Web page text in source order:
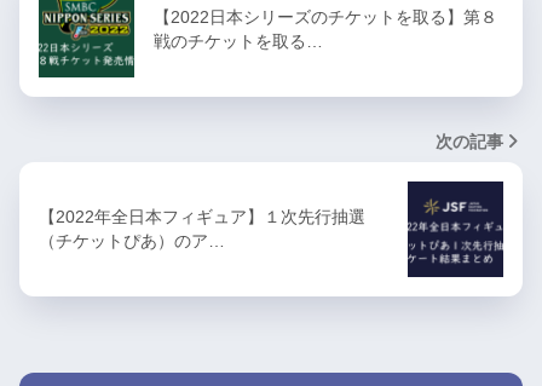
【2022日本シリーズのチケットを取る】第８
戦のチケットを取る…
次の記事
【2022年全日本フィギュア】１次先行抽選
（チケットぴあ）のア…